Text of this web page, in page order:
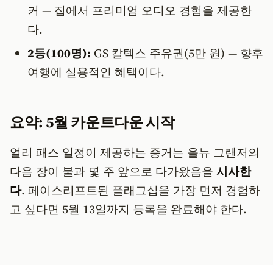
커 — 집에서 프리미엄 오디오 경험을 제공한
다.
2등(100명): GS 칼텍스 주유권(5만 원) — 향후
여행에 실용적인 혜택이다.
요약: 5월 카운트다운 시작
얼리 패스 일정이 제공하는 증거는 올뉴 그랜저의
다음 장이 불과 몇 주 앞으로 다가왔음을 시사한
다. 페이스리프트된 플래그십을 가장 먼저 경험하
고 싶다면 5월 13일까지 등록을 완료해야 한다.